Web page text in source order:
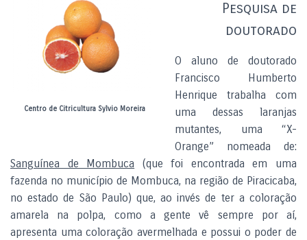
Centro de Citricultura Sylvio Moreira
Pesquisa de
doutorado
O aluno de doutorado
Francisco Humberto
Henrique trabalha com
uma dessas laranjas
mutantes, uma “X-
Orange” nomeada de:
Sanguínea de Mombuca (que foi encontrada em uma
fazenda no município de Mombuca, na região de Piracicaba,
no estado de São Paulo) que, ao invés de ter a coloração
amarela na polpa, como a gente vê sempre por aí,
apresenta uma coloração avermelhada e possui o poder de